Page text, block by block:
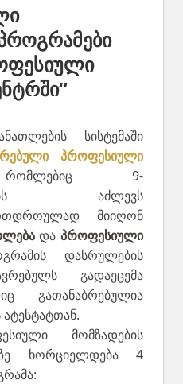
სისტემაში
პროფესიული
9-
აძლევს
მიიღონ
და პროფესიული
დასრულების
გადაეცემა
გათანაბრებულია
მომზადების
ხორციელდება 4